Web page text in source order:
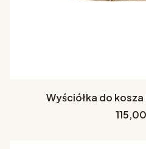
Wyściółka do
Cena